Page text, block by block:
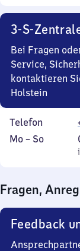
3-S-
Bei Fragen
Service,
kontaktieren
Holstein
Telefon
Montag
Mo – So,
inkl.
Fragen,
Feedback